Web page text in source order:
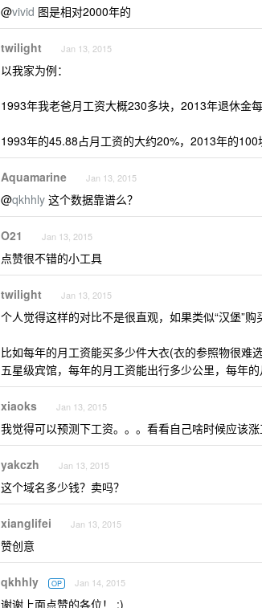
@vivid 图是相对2000年的
twilight Jan 13, 2015
以我家为例：
1993年我老爸月工资大概230多块，2013年退休金
1993年的45.88占月工资的大约20%，2013年的
Aquamarine Jan 13, 2015
@qkhhly 这个数据靠谱么？
O21 Jan 13, 2015
点赞很不错的小工具
twilight Jan 13, 2015
个人觉得这样的对比不是很直观，如果类似“汉堡”购
比如每年的月工资能买多少件大衣(衣的参照物很难
五星级宾馆，每年的月工资能出行多少公里，每年的
xiaoks Jan 13, 2015
我觉得可以预测下工资。。。看看自己啥时候应该涨
yakczh Jan 13, 2015
这个域名多少钱？卖吗？
xianglifei Jan 13, 2015
赞创意
qkhhly OP Jan 14, 2015
谢谢上面点赞的各位！ :)